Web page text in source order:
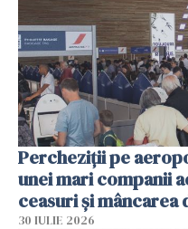
Percheziții pe
unei mari companii
ceasuri și mâncarea
30 IULIE 2026